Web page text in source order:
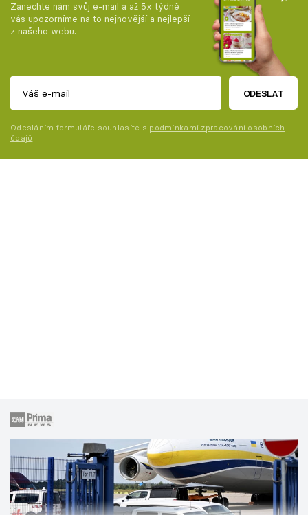
Zanechte nám svůj e-mail a až 5x týdně
vás upozorníme na to nejnovější a nejlepší
z našeho webu.
ODESLAT
Odesláním formuláře souhlasíte s podmínkami zpracování osobních
údajů